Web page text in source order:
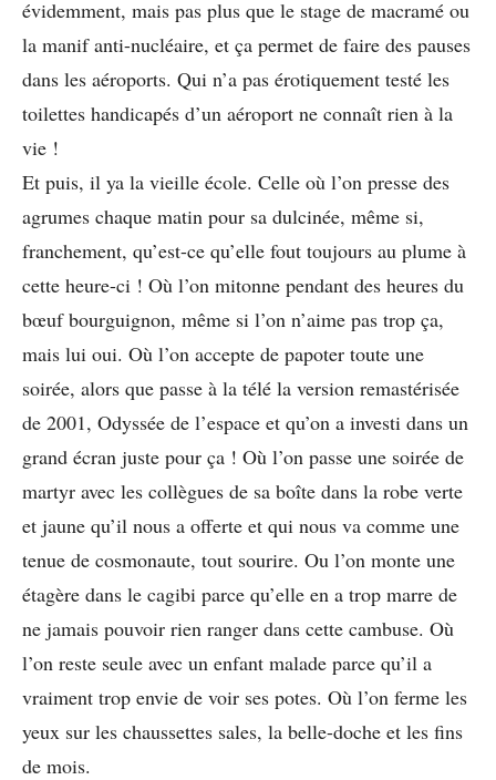
évidemment, mais pas plus que le stage de macramé ou
la manif anti-nucléaire, et ça permet de faire des pauses
dans les aéroports. Qui n’a pas érotiquement testé les
toilettes handicapés d’un aéroport ne connaît rien à la
vie !
Et puis, il ya la vieille école. Celle où l’on presse des
agrumes chaque matin pour sa dulcinée, même si,
franchement, qu’est-ce qu’elle fout toujours au plume à
cette heure-ci ! Où l’on mitonne pendant des heures du
bœuf bourguignon, même si l’on n’aime pas trop ça,
mais lui oui. Où l’on accepte de papoter toute une
soirée, alors que passe à la télé la version remastérisée
de 2001, Odyssée de l’espace et qu’on a investi dans un
grand écran juste pour ça ! Où l’on passe une soirée de
martyr avec les collègues de sa boîte dans la robe verte
et jaune qu’il nous a offerte et qui nous va comme une
tenue de cosmonaute, tout sourire. Ou l’on monte une
étagère dans le cagibi parce qu’elle en a trop marre de
ne jamais pouvoir rien ranger dans cette cambuse. Où
l’on reste seule avec un enfant malade parce qu’il a
vraiment trop envie de voir ses potes. Où l’on ferme les
yeux sur les chaussettes sales, la belle-doche et les fins
de mois.